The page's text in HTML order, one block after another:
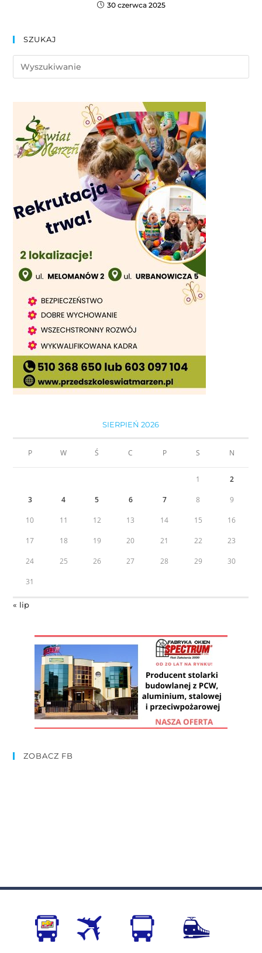
30 czerwca 2025
SZUKAJ
SIERPIEŃ 2026
P W Ś C P S N
1 2
3 4 5 6 7 8 9
10 11 12 13 14 15 16
17 18 19 20 21 22 23
24 25 26 27 28 29 30
31
« lip
ZOBACZ FB